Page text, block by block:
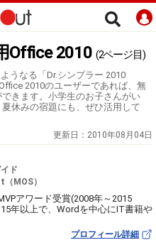
Office 2010 (2ページ目)
うなる「Dr.シンプラー 2010
2010のユーザーであれば、無
きます。小学生のお子さんがい
休みの宿題にも、ぜひ活用して
更新日： 2010年08月04日
ド
MOS）
アワード受賞(2008年～2015
年以上で、Wordを中心にIT書籍や
プロフィール詳細